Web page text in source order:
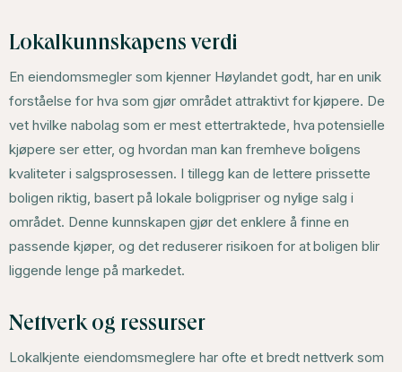
Lokalkunnskapens verdi
En eiendomsmegler som kjenner Høylandet godt, har en unik
forståelse for hva som gjør området attraktivt for kjøpere. De
vet hvilke nabolag som er mest ettertraktede, hva potensielle
kjøpere ser etter, og hvordan man kan fremheve boligens
kvaliteter i salgsprosessen. I tillegg kan de lettere prissette
boligen riktig, basert på lokale boligpriser og nylige salg i
området. Denne kunnskapen gjør det enklere å finne en
passende kjøper, og det reduserer risikoen for at boligen blir
liggende lenge på markedet.
Nettverk og ressurser
Lokalkjente eiendomsmeglere har ofte et bredt nettverk som